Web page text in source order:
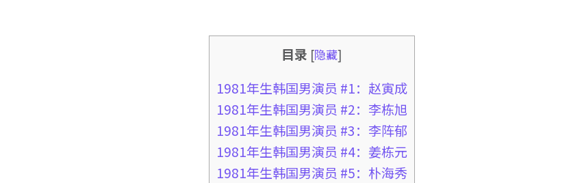
目录 [隐藏]
1981年生韩国男演员 #1：赵寅成
1981年生韩国男演员 #2：李栋旭
1981年生韩国男演员 #3：李阵郁
1981年生韩国男演员 #4：姜栋元
1981年生韩国男演员 #5：朴海秀